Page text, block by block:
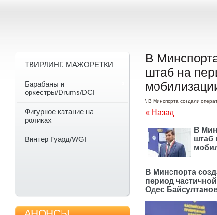
В
штаб на
\ В Минспорта создали
« Назад
В
штаб
В Минспорта
период
Одес
ТВИРЛИНГ. МАЖОРЕТКИ
Барабаны и
оркестры/Drums/DCI
Фигурное катание на
роликах
Винтер Гуард/WGI